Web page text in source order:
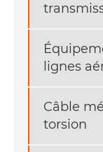
lignes
Câble
torsion